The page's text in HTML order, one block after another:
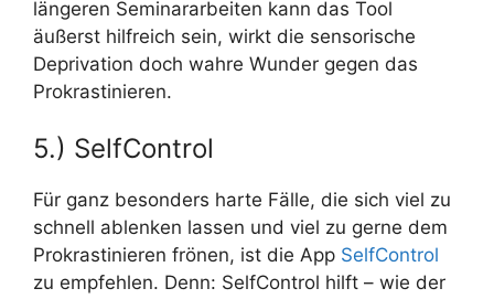
längeren Seminararbeiten kann das Tool
äußerst hilfreich sein, wirkt die sensorische
Deprivation doch wahre Wunder gegen das
Prokrastinieren.
5.) SelfControl
Für ganz besonders harte Fälle, die sich viel zu
schnell ablenken lassen und viel zu gerne dem
Prokrastinieren frönen, ist die App SelfControl
zu empfehlen. Denn: SelfControl hilft – wie der